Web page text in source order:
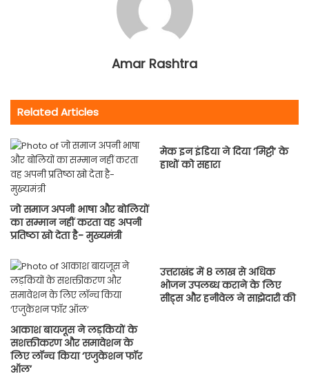
Amar Rashtra
Related Articles
जो समाज अपनी भाषा और बोलियों
का सम्मान नहीं करता वह अपनी
प्रतिष्ठा खो देता है- मुख्यमंत्री
मेक इन इंडिया ने दिया ‘मिट्टी’ के
हाथों को सहारा
आकाश बायजूस ने लड़कियों के
सशक्तीकरण और समावेशन के
लिए लॉन्च किया ‘एजुकेशन फॉर
ऑल’
उत्तराखंड में 8 लाख से अधिक
भोजन उपलब्ध कराने के लिए
सीड्स और हनीवेल ने साझेदारी की